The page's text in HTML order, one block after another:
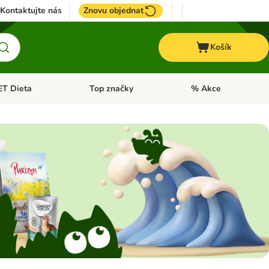
Kontaktujte nás Znovu objednat
Košík
menu: Koně
Dieta Otevřít menu: + VET Dieta
Top značky Otevřít menu: Top
% Akce